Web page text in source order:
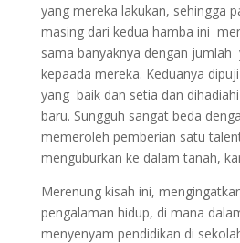
yang mereka lakukan, sehingga
masing dari kedua hamba ini
sama banyaknya dengan jumlah
kepaada mereka. Keduanya
yang baik dan setia dan
baru. Sungguh sangat beda
memeroleh pemberian satu
menguburkan ke dalam tanah,
Merenung kisah ini,
pengalaman hidup, di mana
menyenyam pendidikan di